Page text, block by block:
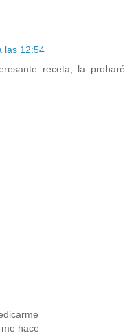
las 12:54
receta, la probaré
hace